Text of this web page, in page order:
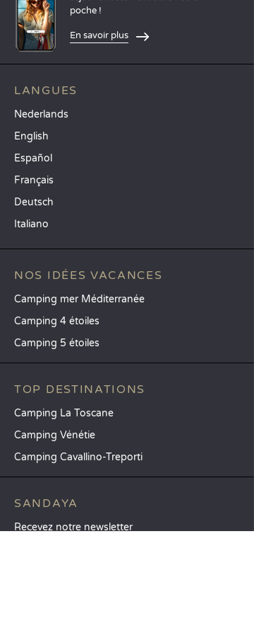
poche !
En savoir plus
LANGUES
Nederlands
English
Español
Français
Deutsch
Italiano
NOS IDÉES VACANCES
Camping mer Méditerranée
Camping 4 étoiles
Camping 5 étoiles
TOP DESTINATIONS
Camping La Toscane
Camping Vénétie
Camping Cavallino-Treporti
SANDAYA
Recevez notre newsletter